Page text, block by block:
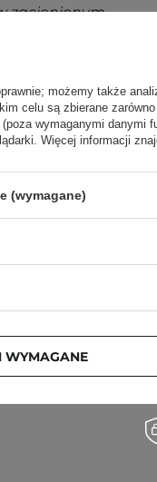
zacienionym
wpłyną na
aktualne
Skontaktuj się z
możemy także
celu są zbierane
wymaganymi danymi
Więcej informacji
(wymagane)
WYMAGANE